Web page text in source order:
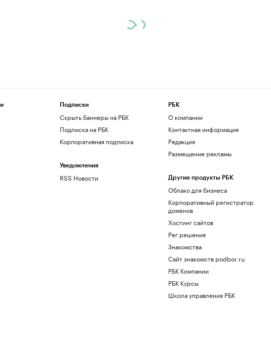
Подписки
Скрыть баннеры на РБК
Подписка на РБК
Корпоративная подписка
Уведомления
RSS Новости
РБК
О компании
Контактная информация
Редакция
Размещение рекламы
Другие продукты РБК
Облако для бизнеса
Корпоративный регистратор
доменов
Хостинг сайтов
Рег.решения
Знакомства
Сайт знакомств podbor.ru
РБК Компании
РБК Курсы
Школа управления РБК